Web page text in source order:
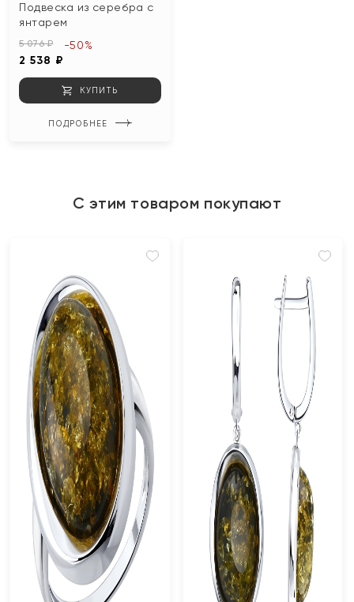
Подвеска из серебра с
янтарем
5 076 ₽
2 538 ₽
-50%
КУПИТЬ
ПОДРОБНЕЕ
С этим товаром покупают